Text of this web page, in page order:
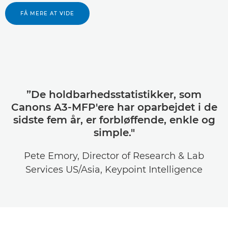
FÅ MERE AT VIDE
”De holdbarhedsstatistikker, som
Canons A3-MFP'ere har oparbejdet i de
sidste fem år, er forbløffende, enkle og
simple."
Pete Emory, Director of Research & Lab
Services US/Asia, Keypoint Intelligence